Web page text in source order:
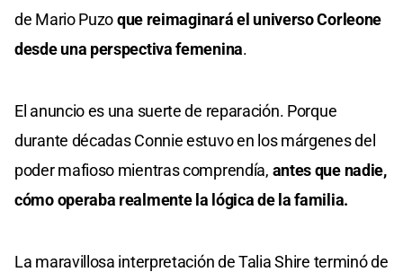
de Mario Puzoque reimaginará el universo Corleone
desde una perspectiva femenina.
El anuncio es una suerte de reparación. Porque
durante décadas Connie estuvo en los márgenes del
poder mafioso mientras comprendía, antes que nadie,
cómo operaba realmente la lógica de la familia.
La maravillosa interpretación de Talia Shire terminó de